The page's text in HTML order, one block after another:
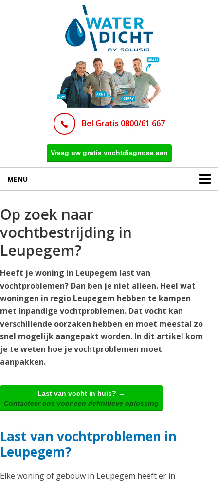
Bel Gratis 0800/61 667
Vraag uw gratis vochtdiagnose aan
MENU
Op zoek naar
vochtbestrijding in
Leupegem?
Heeft je woning in Leupegem last van
vochtproblemen? Dan ben je niet alleen. Heel wat
woningen in regio Leupegem hebben te kampen
met inpandige vochtproblemen. Dat vocht kan
verschillende oorzaken hebben en moet meestal zo
snel mogelijk aangepakt worden. In dit artikel kom
je te weten hoe je vochtproblemen moet
aanpakken.
Last van vocht in huis? →
Contacteer ons voor een definitieve oplossing
Last van vochtproblemen in
Leupegem?
Elke woning of gebouw in Leupegem heeft er in